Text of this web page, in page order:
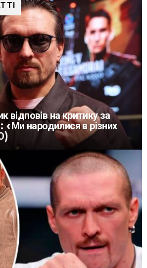
відповів на критику за
«Ми народилися в різних